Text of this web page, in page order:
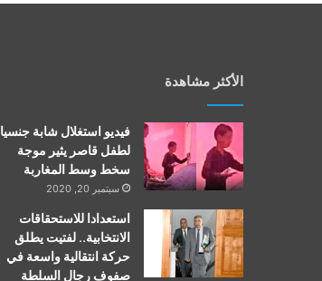
الأكثر مشاهدة
فيديو استغلال شابة جنسيا
لطفل قاصر يثير موجة
سخط وسط المغاربة
سبتمبر 20, 2020
استعدادا للاستحقاقات
الانتخابية.. لفتيت يطلق
حركة انتقالية واسعة في
صفوف رجال السلطة